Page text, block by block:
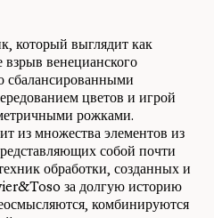
который выглядит как
венецианского
сбалансированными
цветов и игрой
рожками.
из множества элементов из
собой почти
обработки, созданных и
за долгую историю
комбинируются